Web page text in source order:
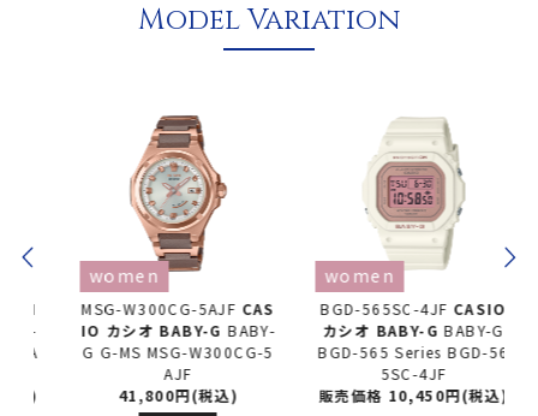
Model Variation
MSG-W300CG-5AJF CAS
IO カシオ BABY-GBABY-
G G-MS MSG-W300CG-5
AJF
women
41,800円(税込)
BGD-565SC-4JF CASIO
カシオ BABY-GBABY-G
BGD-565 Series BGD-56
5SC-4JF
women
販売価格 10,450円(税込)